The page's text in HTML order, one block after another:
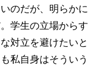
のだが、明らかに
学生の立場からす
対立を避けたいと
私自身はそういう